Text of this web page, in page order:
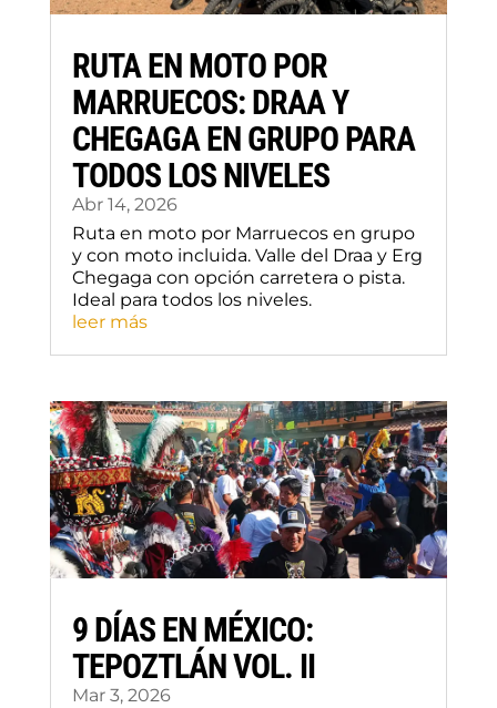
RUTA EN MOTO POR
MARRUECOS: DRAA Y
CHEGAGA EN GRUPO PARA
TODOS LOS NIVELES
Abr 14, 2026
Ruta en moto por Marruecos en grupo
y con moto incluida. Valle del Draa y Erg
Chegaga con opción carretera o pista.
Ideal para todos los niveles.
leer más
9 DÍAS EN MÉXICO:
TEPOZTLÁN VOL. II
Mar 3, 2026